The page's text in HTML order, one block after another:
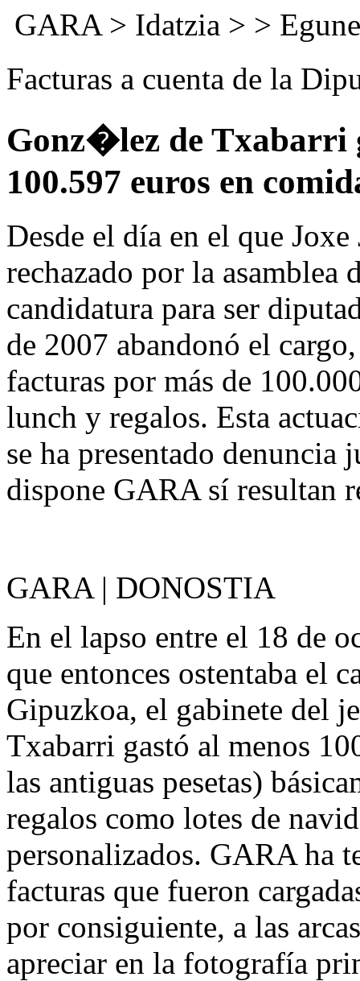
GARA> Idatzia > >
Facturas a cuenta de la
Gonz�lez de Txabarri
100.597 euros en
Desde el día en el que
rechazado por la
candidatura para ser
de 2007 abandonó el
facturas por más de
lunch y regalos. Esta
se ha presentado denuncia
dispone GARA sí resultan
GARA | DONOSTIA
En el lapso entre el 18 de
que entonces ostentaba el
Gipuzkoa, el gabinete del
Txabarri gastó al menos
las antiguas pesetas)
regalos como lotes de
personalizados. GARA ha
facturas que fueron
por consiguiente, a las
apreciar en la fotografía